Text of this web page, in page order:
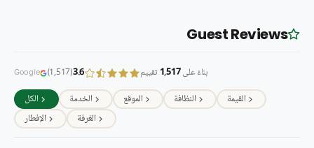
Guest Reviews
3.6
(1,517)
Google بناءً على1,517تقييم
الكل
الخدمة الموقع النظافة
القيمة
الإفطار
الغرفة